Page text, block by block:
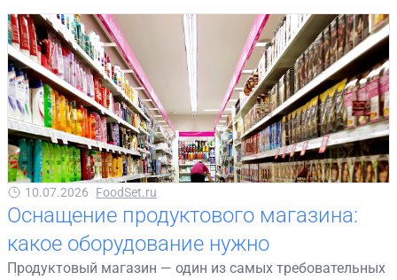
10.07.2026 FoodSet.ru
Оснащение продуктового магазина:
какое оборудование нужно
Продуктовый магазин — один из самых требовательных